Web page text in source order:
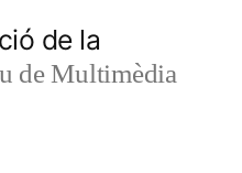
de la
de Multimèdia